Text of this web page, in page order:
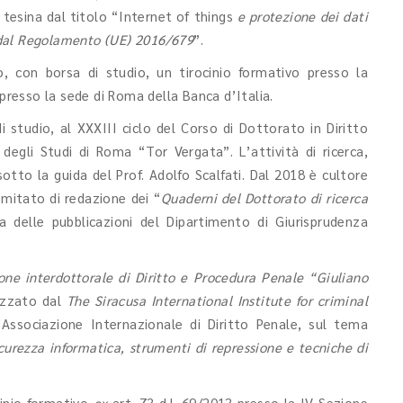
tesina dal titolo “Internet of things e protezione dei dati
Regolamento (UE) 2016/679”.
con borsa di studio, un tirocinio formativo presso la
la sede di Roma della Banca d’Italia.
studio, al XXXIII ciclo del Corso di Dottorato in Diritto
Studi di Roma “Tor Vergata”. L’attività di ricerca,
la guida del Prof. Adolfo Scalfati. Dal 2018 è cultore
di redazione dei “Quaderni del Dottorato di ricerca
pubblicazioni del Dipartimento di Giurisprudenza
interdottorale di Diritto e Procedura Penale “Giuliano
dal The Siracusa International Institute for criminal
Internazionale di Diritto Penale, sul tema
informatica, strumenti di repressione e tecniche di